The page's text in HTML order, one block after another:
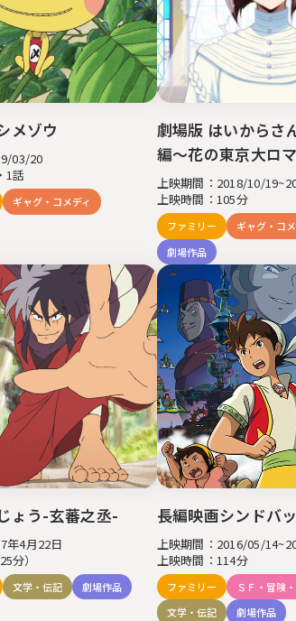
0061
都中央区銀座7丁目13番20号 銀座THビル5F
メゾウ
03/20
1話
ギャグ・コメディ
劇場版 はいからさ
編～花の東京大ロ
上映期間：2018/10/
上映時間：105分
ファミリー
ギャグ・コ
劇場作品
ょう-玄蕃之丞-
年4月22日
分）
文学・伝記 劇場作品
長編映画シンドバ
上映期間：2016/05/
上映時間：114分
ファミリー
ＳＦ・冒険
文学・伝記
劇場作品